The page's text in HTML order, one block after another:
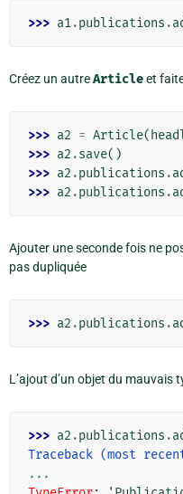
>>> a1.publications .
Créez un autreArticleet
>>> a2 = Article(
>>> a2 .save()
>>> a2 .publications .
>>> a2 .publications .
Ajouter une seconde fois ne
pas dupliquée
>>> a2 .publications .
L’ajout d’un objet du mauvais
>>> a2 .publications .
Traceback (most
...